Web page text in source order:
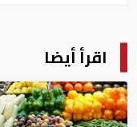
اقرأ أيضا